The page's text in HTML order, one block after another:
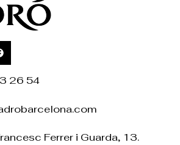
26 54
Ferrer i Guarda, 13.